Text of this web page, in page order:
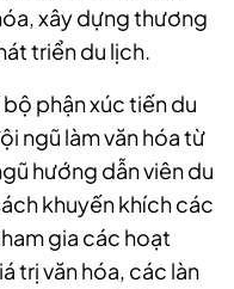
xây dựng thương
triển du lịch.
phận xúc tiến du
ngũ làm văn hóa từ
hướng dẫn viên du
khuyến khích các
gia các hoạt
trị văn hóa, các làn